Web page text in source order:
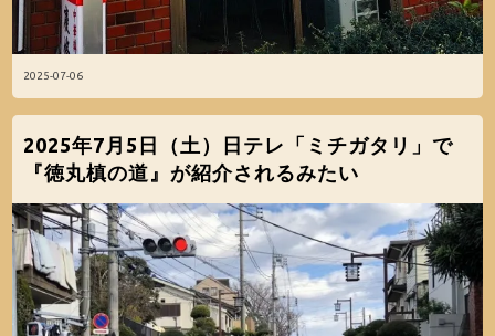
2025-07-06
2025年7月5日（土）日テレ「ミチガタリ」で
『徳丸槙の道』が紹介されるみたい